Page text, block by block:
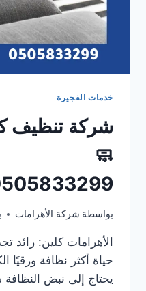
خدمات الفجيرة
شركة تنظيف
🧼
بواسطة شركة الأهرامات
الأهرامات كلين: رائد
حياة أكثر نظافة
يحتاج إلى نبض